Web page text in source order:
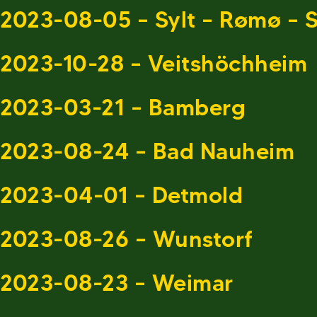
2023-08-05 – Sylt – Rømø –
2023-10-28 – Veitshöchheim
2023-03-21 – Bamberg
2023-08-24 – Bad Nauheim
2023-04-01 – Detmold
2023-08-26 – Wunstorf
2023-08-23 – Weimar